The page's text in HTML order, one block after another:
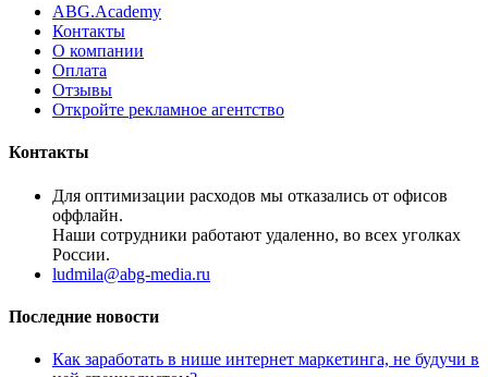
ABG.Academy
Контакты
О компании
Оплата
Отзывы
Откройте рекламное агентство
Контакты
Для оптимизации расходов мы отказались от офисов
оффлайн.
Наши сотрудники работают удаленно, во всех уголках
России.
ludmila@abg-media.ru
Последние новости
Как заработать в нише интернет маркетинга, не будучи в